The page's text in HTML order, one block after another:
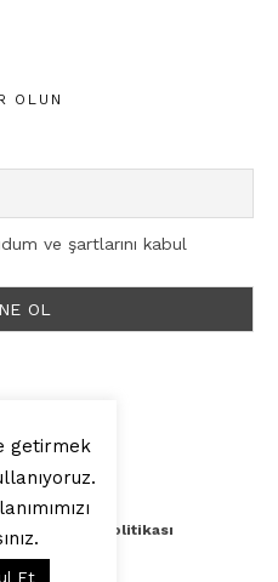
OLUN
ve şartlarını kabul
Artilop
Veri Politikası
getirmek
Et